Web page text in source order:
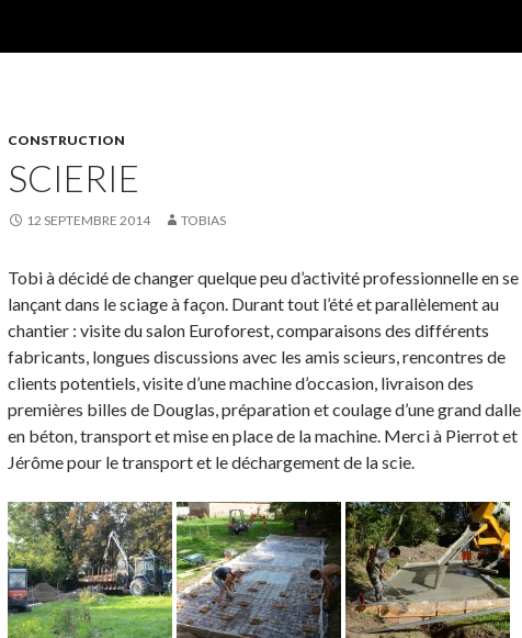
CONSTRUCTION
SCIERIE
12 SEPTEMBRE 2014 TOBIAS
Tobi à décidé de changer quelque peu d’activité professionnelle en se
lançant dans le sciage à façon. Durant tout l’été et parallèlement au
chantier : visite du salon Euroforest, comparaisons des différents
fabricants, longues discussions avec les amis scieurs, rencontres de
clients potentiels, visite d’une machine d’occasion, livraison des
premières billes de Douglas, préparation et coulage d’une grand dalle
en béton, transport et mise en place de la machine. Merci à Pierrot et
Jérôme pour le transport et le déchargement de la scie.